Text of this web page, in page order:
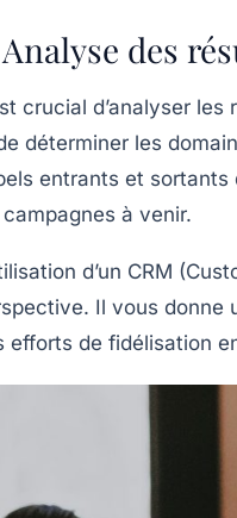
des
crucial d’analyser
déterminer les
entrants et sortants
campagnes à venir.
d’un CRM
Il vous donne
efforts de fidélisation